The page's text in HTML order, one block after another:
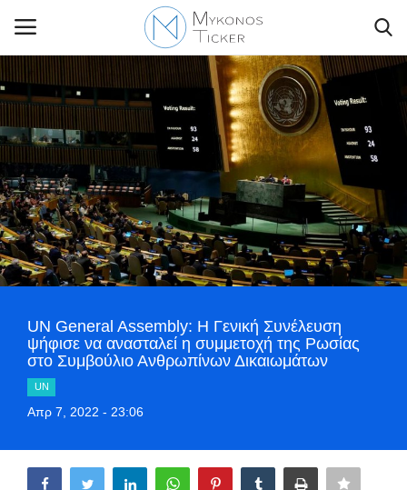
Contact Us
Politique
Business
Travel
World
Style Adorés
Greece
Entertainment
UN General Assembly: Η Γενική Συνέλευση
ψήφισε να ανασταλεί η συμμετοχή της Ρωσίας
στο Συμβούλιο Ανθρωπίνων Δικαιωμάτων
UN
Απρ 7, 2022 - 23:06